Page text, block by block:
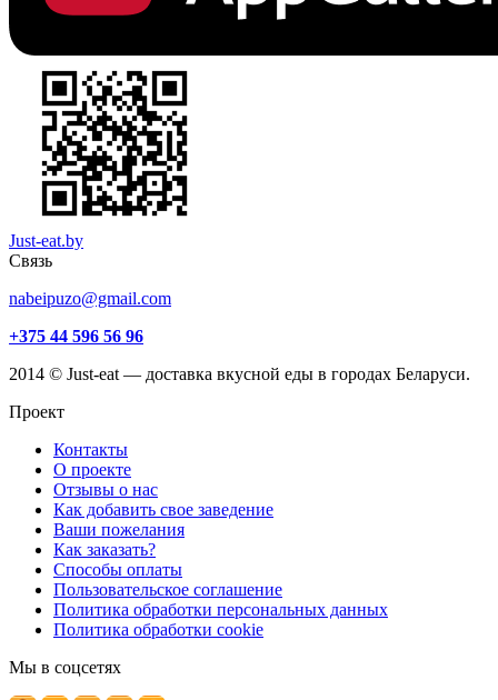
Just-eat.by
Связь
nabeipuzo@gmail.com
+375 44 596 56 96
2014 © Just-eat — доставка вкусной еды в городах Беларуси.
Проект
Контакты
О проекте
Отзывы о нас
Как добавить свое заведение
Ваши пожелания
Как заказать?
Способы оплаты
Пользовательское соглашение
Политика обработки персональных данных
Политика обработки cookie
Мы в соцсетях